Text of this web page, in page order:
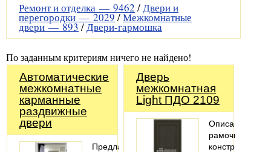
Ремонт и отделка — 9462 /Двери и
перегородки —2029/Межкомнатные
двери —893/Двери-гармошка
По заданным критериям ничего не найдено!
Автоматические
межкомнатные
карманные
раздвижные
двери
Предлагаем
Дверь
межкомнатная
Light ПДО 2109
рамочной
конструкции,